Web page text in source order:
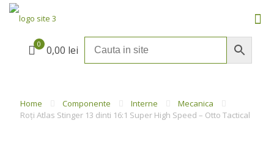
0 0,00 lei
Home Componente Interne
Mecanica
Roți Atlas Stinger 13 dinti 16:1 Super High Speed – Otto Tactical